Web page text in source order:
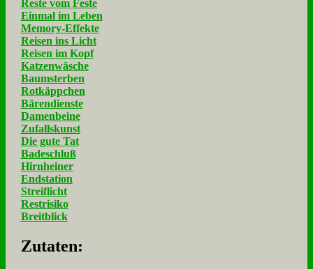
Reste vom Feste
Einmal im Leben
Memory-Effekte
Reisen ins Licht
Reisen im Kopf
Katzenwäsche
Baumsterben
Rotkäppchen
Bärendienste
Damenbeine
Zufallskunst
Die gute Tat
Badeschluß
Hirnheiner
Endstation
Streiflicht
Restrisiko
Breitblick
Zu­ta­ten: